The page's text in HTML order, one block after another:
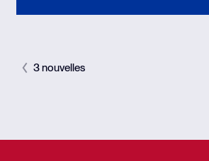
3 nouvelles